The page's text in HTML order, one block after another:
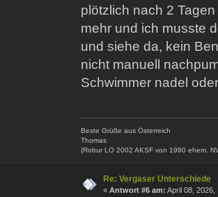
plötzlich nach 2
mehr und ich musste
und siehe da, kein
nicht manuell
Schwimmer nadel
Beste Grüße aus Österreich
Thomas
(Robur LO 2002 AKSF von 1980 ehem.
Re: Vergaser Unterschiede
« Antwort #6 am: April 08, 2026,